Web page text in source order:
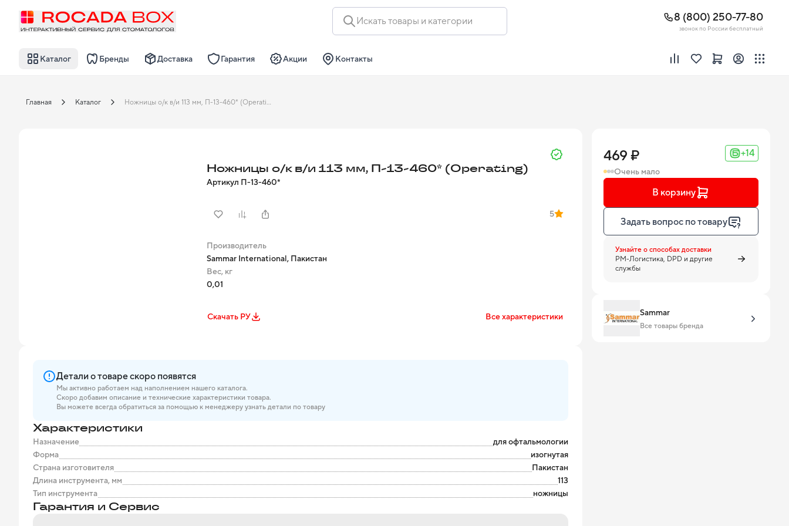
Искать товары и категории 8 (800) 250-77-80
звонок по России бесплатный
Каталог Бренды Доставка Гарантия Акции Контакты
Главная Каталог Ножницы о/к в/и 113 мм, П-13-460* (Operating)
Ножницы о/к в/и 113 мм, П-13-460* (Operating)
Артикул П-13-460*
5
Производитель
Sammar International, Пакистан
Вес, кг
0,01
Скачать РУ Все характеристики
Детали о товаре скоро появятся
Мы активно работаем над наполнением нашего каталога.
Скоро добавим описание и технические характеристики товара.
Вы можете всегда обратиться за помощью к менеджеру узнать детали по товару
Характеристики
Назначение
для офтальмологии
Форма
изогнутая
Страна изготовителя
Пакистан
Длина инструмента, мм
113
Тип инструмента
ножницы
Гарантия и Сервис
469 ₽ +14
Очень мало
В корзину
Задать вопрос по товару
Узнайте о способах доставки
PM-Логистика, DPD и другие
службы
Sammar
Все товары бренда